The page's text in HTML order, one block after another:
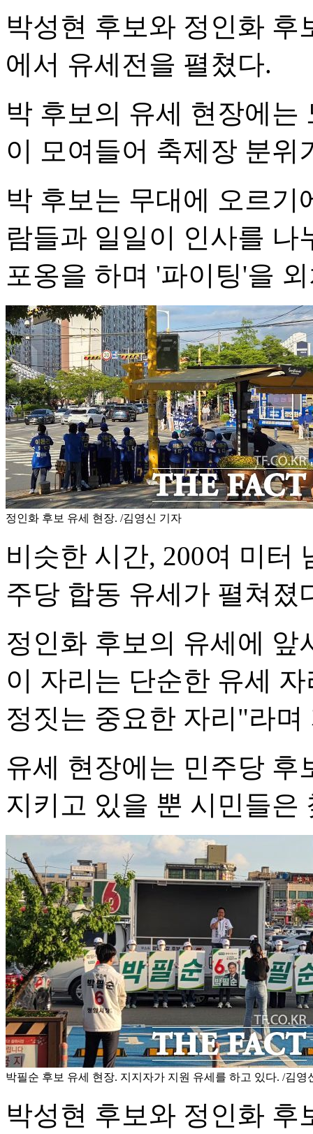
박성현 후보와 정인화 후
에서 유세전을 펼쳤다.
박 후보의 유세 현장에는
이 모여들어 축제장 분위
박 후보는 무대에 오르기
람들과 일일이 인사를
포옹을 하며 '파이팅'을
정인화 후보 유세 현장. /김영신 기자
비슷한 시간, 200여 미터
주당 합동 유세가 펼쳐졌
정인화 후보의 유세에
이 자리는 단순한 유세
정짓는 중요한 자리"라
유세 현장에는 민주당 후
지키고 있을 뿐 시민들은
박필순 후보 유세 현장. 지지자가 지원 유세를 하고 있다. /김영
박성현 후보와 정인화 후